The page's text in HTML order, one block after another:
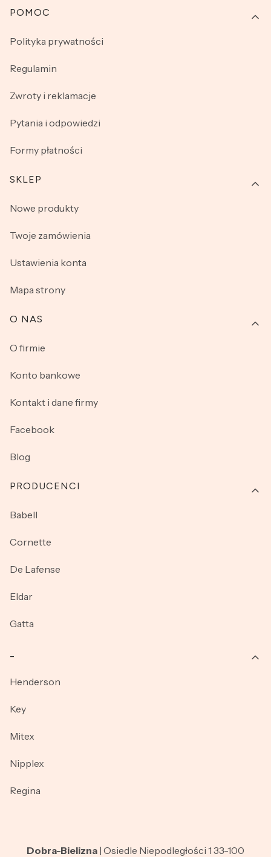
Linki w stopce
POMOC
Polityka prywatności
Regulamin
Zwroty i reklamacje
Pytania i odpowiedzi
Formy płatności
SKLEP
Nowe produkty
Twoje zamówienia
Ustawienia konta
Mapa strony
O NAS
O firmie
Konto bankowe
Kontakt i dane firmy
Facebook
Blog
PRODUCENCI
Babell
Cornette
De Lafense
Eldar
Gatta
Henderson
Key
Mitex
Nipplex
Regina
Dobra-Bielizna | Osiedle Niepodległości 1 33-100